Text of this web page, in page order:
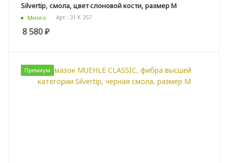
Silvertip, смола, цвет слоновой кости, размер M
Много Арт.: 31 K 257
8 580₽
Премиум